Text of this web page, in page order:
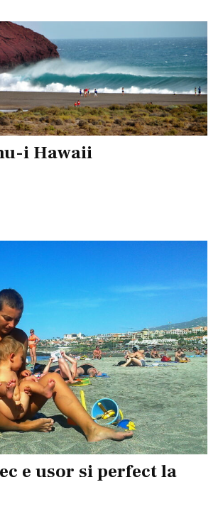
i Hawaii
e usor si perfect la